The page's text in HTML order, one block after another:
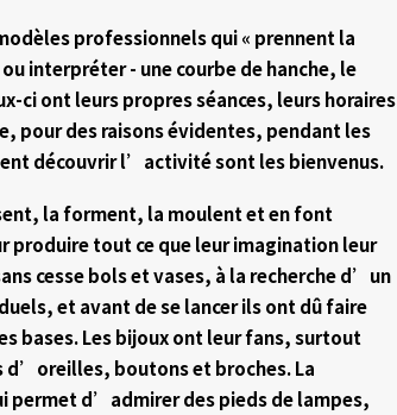
professionnels qui « prennent la
interpréter - une courbe de hanche, le
ci ont leurs propres séances, leurs horaires
pour des raisons évidentes, pendant les
découvrir l’activité sont les bienvenus.
la forment, la moulent et en font
tout ce que leur imagination leur
cesse bols et vases, à la recherche d’un
et avant de se lancer ils ont dû faire
bases. Les bijoux ont leur fans, surtout
boutons et broches. La
d’admirer des pieds de lampes,